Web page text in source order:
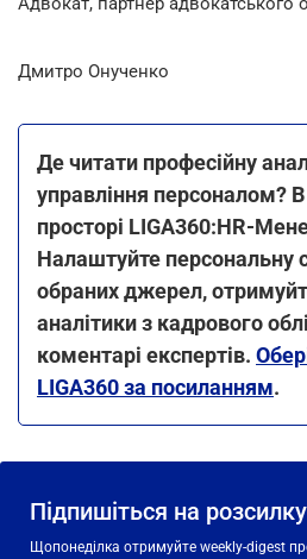
Дмитро Онученко
Де читати професійну
управління персоналом?
просторі LIGA360:HR-
Налаштуйте персональну
обраних джерел,
аналітики з кадрового
коментарі експертів.
LIGA360 за посиланням.
Підпишіться на розсилку
Щопонеділка отримуйте weekly-digest